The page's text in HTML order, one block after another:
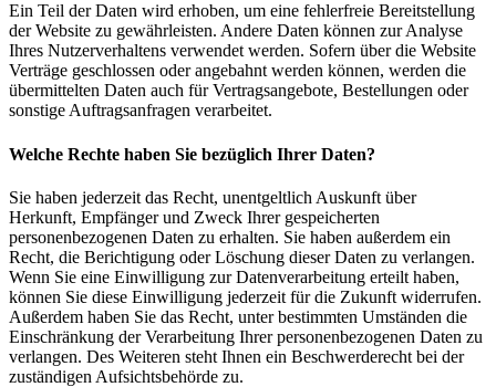
Ein Teil der Daten wird erhoben, um eine fehlerfreie Bereitstellung
der Website zu gewährleisten. Andere Daten können zur Analyse
Ihres Nutzerverhaltens verwendet werden. Sofern über die Website
Verträge geschlossen oder angebahnt werden können, werden die
übermittelten Daten auch für Vertragsangebote, Bestellungen oder
sonstige Auftragsanfragen verarbeitet.
Welche Rechte haben Sie bezüglich Ihrer Daten?
Sie haben jederzeit das Recht, unentgeltlich Auskunft über
Herkunft, Empfänger und Zweck Ihrer gespeicherten
personenbezogenen Daten zu erhalten. Sie haben außerdem ein
Recht, die Berichtigung oder Löschung dieser Daten zu verlangen.
Wenn Sie eine Einwilligung zur Datenverarbeitung erteilt haben,
können Sie diese Einwilligung jederzeit für die Zukunft widerrufen.
Außerdem haben Sie das Recht, unter bestimmten Umständen die
Einschränkung der Verarbeitung Ihrer personenbezogenen Daten zu
verlangen. Des Weiteren steht Ihnen ein Beschwerderecht bei der
zuständigen Aufsichtsbehörde zu.